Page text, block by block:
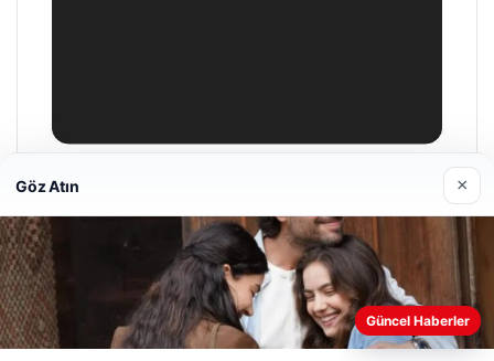
Prenses Night Club
Nisan 29, 2026
Web sitemizi nasıl kullandığınızı daha iyi anlayabilmek,
deneyiminizi kişiselleştirmek ve geliştirmek amacıyla çerezler
Göz Atın ×
Güncel Haberler